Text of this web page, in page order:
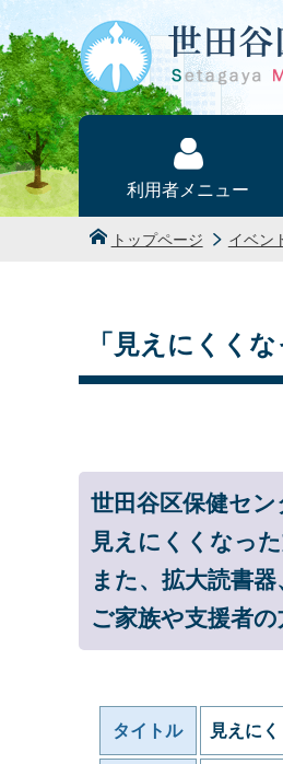
本文へ
利用者メニュー
トップページ イベン
「見えにくく
世田谷区保健セ
見えにくくなっ
また、拡大読書
ご家族や支援者
タイトル 見えに